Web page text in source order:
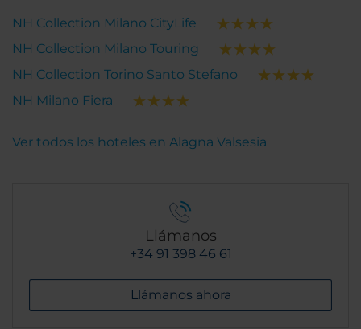
NH Collection Milano CityLife
NH Collection Milano Touring
NH Collection Torino Santo Stefano
NH Milano Fiera
Ver todos los hoteles en Alagna Valsesia
Llámanos
+34 91 398 46 61
Llámanos ahora